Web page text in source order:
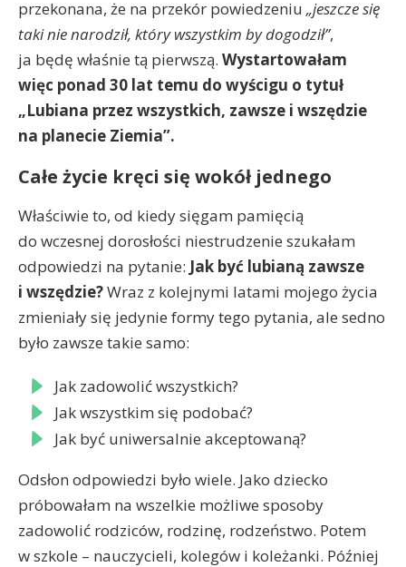
przekonana, że na przekór powiedzeniu „jeszcze się
taki nie narodził, który wszystkim by dogodził”,
ja będę właśnie tą pierwszą. Wystartowałam
więc ponad 30 lat temu do wyścigu o tytuł
„Lubiana przez wszystkich, zawsze i wszędzie
na planecie Ziemia”.
Całe życie kręci się wokół jednego
Właściwie to, od kiedy sięgam pamięcią
do wczesnej dorosłości niestrudzenie szukałam
odpowiedzi na pytanie: Jak być lubianą zawsze
i wszędzie?Wraz z kolejnymi latami mojego życia
zmieniały się jedynie formy tego pytania, ale sedno
było zawsze takie samo:
Jak zadowolić wszystkich?
Jak wszystkim się podobać?
Jak być uniwersalnie akceptowaną?
Odsłon odpowiedzi było wiele. Jako dziecko
próbowałam na wszelkie możliwe sposoby
zadowolić rodziców, rodzinę, rodzeństwo. Potem
w szkole – nauczycieli, kolegów i koleżanki. Później